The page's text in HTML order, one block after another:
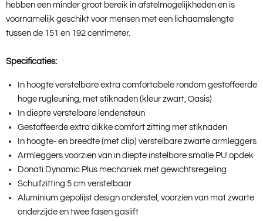
hebben een minder groot bereik in afstelmogelijkheden en is
voornamelijk geschikt voor mensen met een lichaamslengte
tussen de 151 en 192 centimeter.
Specificaties:
In hoogte verstelbare extra comfortabele rondom gestoffeerde
hoge rugleuning, met stiknaden (kleur zwart, Oasis)
In diepte verstelbare lendensteun
Gestoffeerde extra dikke comfort zitting met stiknaden
In hoogte- en breedte (met clip) verstelbare zwarte armleggers
Armleggers voorzien van in diepte instelbare smalle PU opdek
Donati Dynamic Plus mechaniek met gewichtsregeling
Schuifzitting 5 cm verstelbaar
Aluminium gepolijst design onderstel, voorzien van mat zwarte
onderzijde en twee fasen gaslift